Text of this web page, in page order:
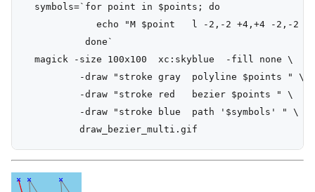
  symbols=`for point in $points; do
echo "M $point   l -2,-2 +4,+4 -2,-2
           done`
  magick -size 100x100  xc:skyblue  -fill none \
          -draw "stroke gray  polyline $points " \
          -draw "stroke red   bezier $points " \
          -draw "stroke blue  path '$symbols' " \